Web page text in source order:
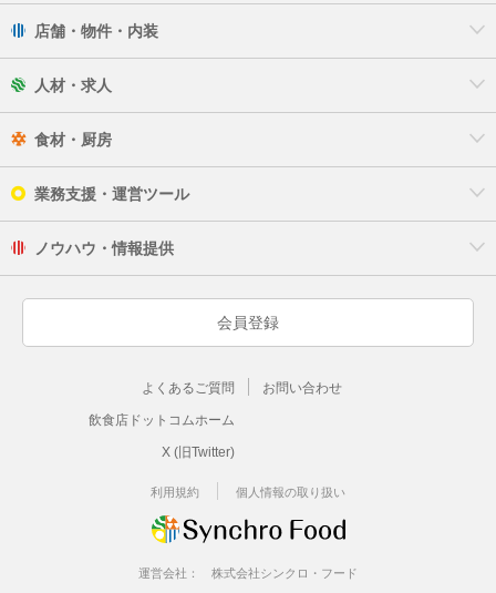
店舗・物件・内装
人材・求人
食材・厨房
業務支援・運営ツール
ノウハウ・情報提供
会員登録
よくあるご質問 お問い合わせ
飲食店ドットコムホーム
X (旧Twitter)
利用規約 個人情報の取り扱い
運営会社： 株式会社シンクロ・フード